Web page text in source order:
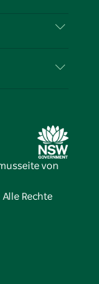
von
Rechte